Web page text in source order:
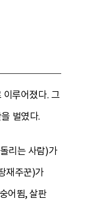
이루어졌다. 그
벌였다.
리는 사람)가
재주꾼)가
어뜀, 살판